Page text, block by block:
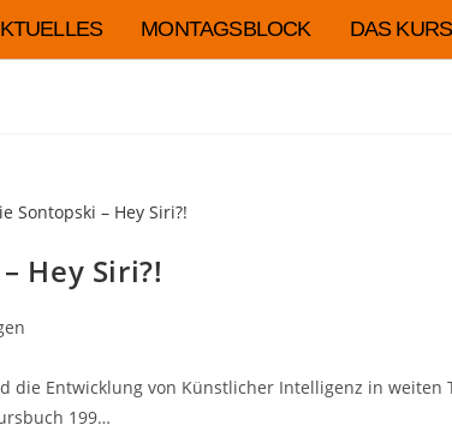
MONTAGSBLOCK DAS
Hey Siri?!
die Entwicklung von Künstlicher Intelligenz in
199…